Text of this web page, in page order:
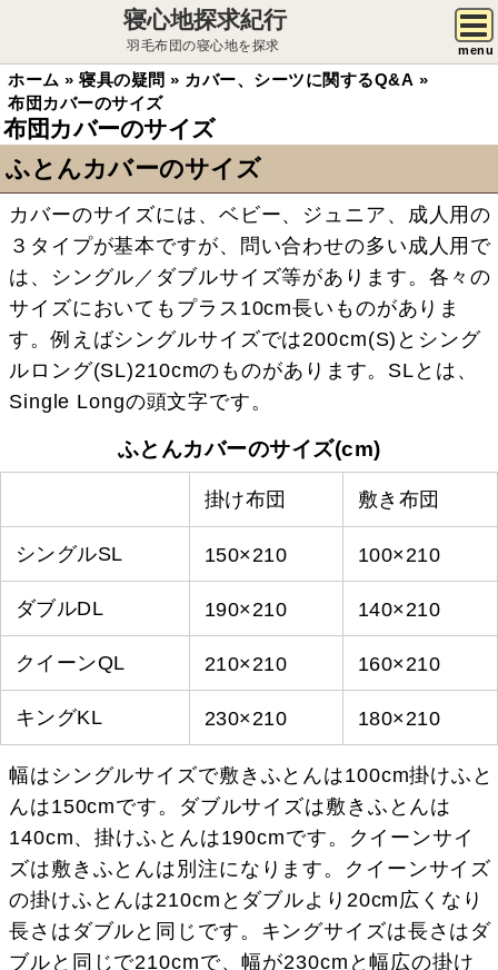
寝心地探求紀行
羽毛布団の寝心地を探求 menu
ホーム » 寝具の疑問 » カバー、シーツに関するQ&A »
布団カバーのサイズ
布団カバーのサイズ
ふとんカバーのサイズ
カバーのサイズには、ベビー、ジュニア、成人用の
３タイプが基本ですが、問い合わせの多い成人用で
は、シングル／ダブルサイズ等があります。各々の
サイズにおいてもプラス10cm長いものがありま
す。例えばシングルサイズでは200cm(S)とシング
ルロング(SL)210cmのものがあります。SLとは、
Single Longの頭文字です。
ふとんカバーのサイズ(cm)
掛け布団 敷き布団
シングルSL 150×210 100×210
ダブルDL 190×210 140×210
クイーンQL 210×210 160×210
キングKL 230×210 180×210
幅はシングルサイズで敷きふとんは100cm掛けふと
んは150cmです。ダブルサイズは敷きふとんは
140cm、掛けふとんは190cmです。クイーンサイ
ズは敷きふとんは別注になります。クイーンサイズ
の掛けふとんは210cmとダブルより20cm広くなり
長さはダブルと同じです。キングサイズは長さはダ
ブルと同じで210cmで、幅が230cmと幅広の掛け